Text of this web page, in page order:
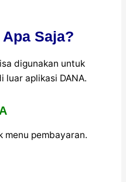
Saja?
digunakan untuk
luar aplikasi DANA.
menu pembayaran.